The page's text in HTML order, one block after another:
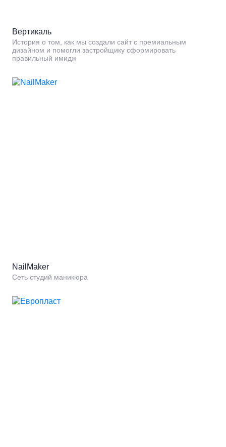
Вертикаль
История о том, как мы создали сайт с премиальным
дизайном и помогли застройщику сформировать
правильный имидж
NailMaker
Сеть студий маникюра